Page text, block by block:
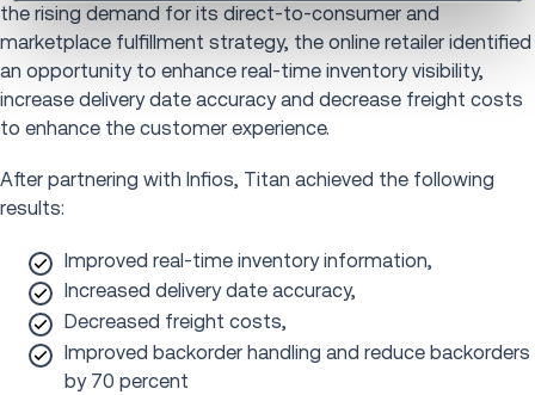
the rising demand for its direct-to-consumer and
marketplace fulfillment strategy, the online retailer identified
an opportunity to enhance real-time inventory visibility,
increase delivery date accuracy and decrease freight costs
to enhance the customer experience.
After partnering with Infios, Titan achieved the following
results:
Improved real-time inventory information,
Increased delivery date accuracy,
Decreased freight costs,
Improved backorder handling and reduce backorders
by 70 percent